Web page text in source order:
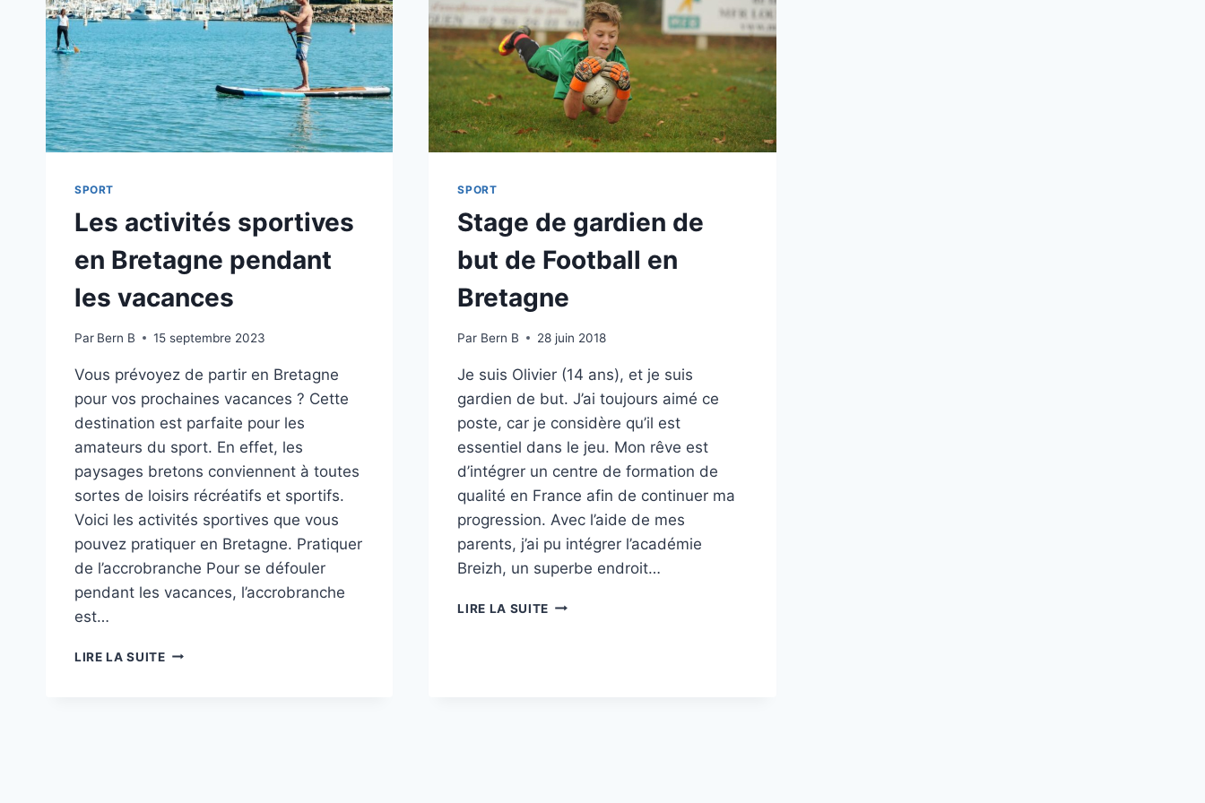
SPORT
Les activités sportives
en Bretagne pendant
les vacances
Par Bern B 15 septembre 2023
Vous prévoyez de partir en Bretagne
pour vos prochaines vacances ? Cette
destination est parfaite pour les
amateurs du sport. En effet, les
paysages bretons conviennent à toutes
sortes de loisirs récréatifs et sportifs.
Voici les activités sportives que vous
pouvez pratiquer en Bretagne. Pratiquer
de l’accrobranche Pour se défouler
pendant les vacances, l’accrobranche
est…
LIRE LA SUITELES
SPORT
Stage de gardien de
but de Football en
Bretagne
Par Bern B 28 juin 2018
Je suis Olivier (14 ans), et je suis
gardien de but. J’ai toujours aimé ce
poste, car je considère qu’il est
essentiel dans le jeu. Mon rêve est
d’intégrer un centre de formation de
qualité en France afin de continuer ma
progression. Avec l’aide de mes
parents, j’ai pu intégrer l’académie
Breizh, un superbe endroit…
LIRE LA SUITE STAGE